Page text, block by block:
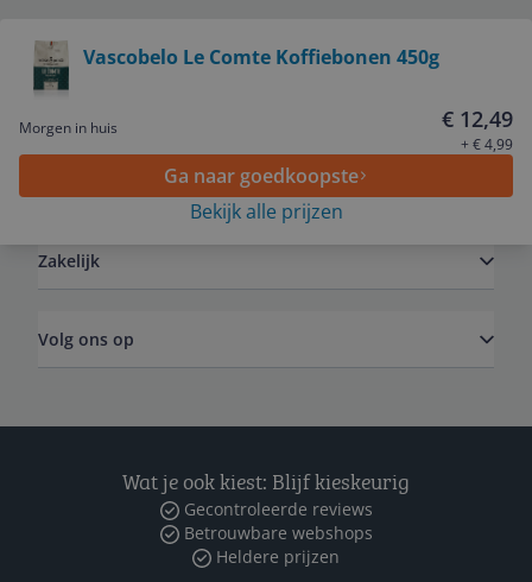
Vascobelo Le Comte Koffiebonen 450g
Morgen in huis € 12,49
+ € 4,99
Ga naar goedkoopste
Bekijk alle prijzen
Zakelijk
Volg ons op
Wat je ook kiest: Blijf kieskeurig
Gecontroleerde reviews
Betrouwbare webshops
Heldere prijzen